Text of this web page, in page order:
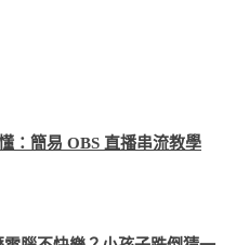
：簡易 OBS 直播串流教學